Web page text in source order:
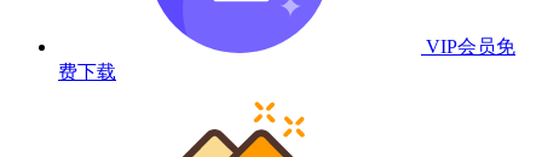
VIP会员免
费下载